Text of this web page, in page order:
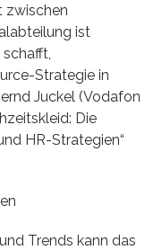
zwischen
ist
Strategie in
Juckel (Vodafon
Die
HR-Strategien“
Trends kann das